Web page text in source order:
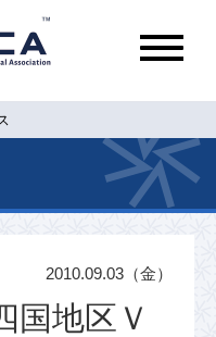
メ
ュ
国地区Ｖ
2010.09.03（金）